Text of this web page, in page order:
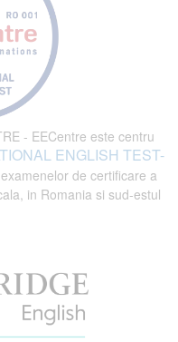
- EECentre este centru
ENGLISH TEST-
de certificare a
in Romania si sud-estul